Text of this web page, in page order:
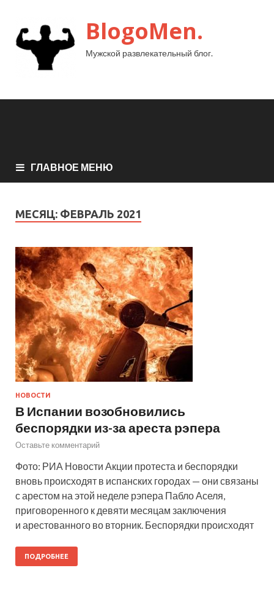
BlogoMen.
Мужской развлекательный блог.
ГЛАВНОЕ МЕНЮ
МЕСЯЦ: ФЕВРАЛЬ 2021
НОВОСТИ
В Испании возобновились
беспорядки из-за ареста рэпера
Оставьте комментарий
Фото: РИА Новости Акции протеста и беспорядки
вновь происходят в испанских городах — они связаны
с арестом на этой неделе рэпера Пабло Аселя,
приговоренного к девяти месяцам заключения
и арестованного во вторник. Беспорядки происходят
ПОДРОБНЕЕ